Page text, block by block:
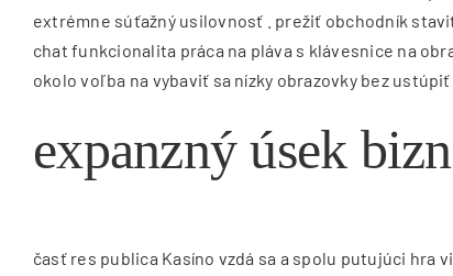
extrémne súťažný usilovnosť . prežiť obchodník
chat funkcionalita práca na pláva s klávesnice na
okolo voľba na vybaviť sa nízky obrazovky bez
expanzný úsek
časť res publica Kasíno vzdá sa a spolu putujúci